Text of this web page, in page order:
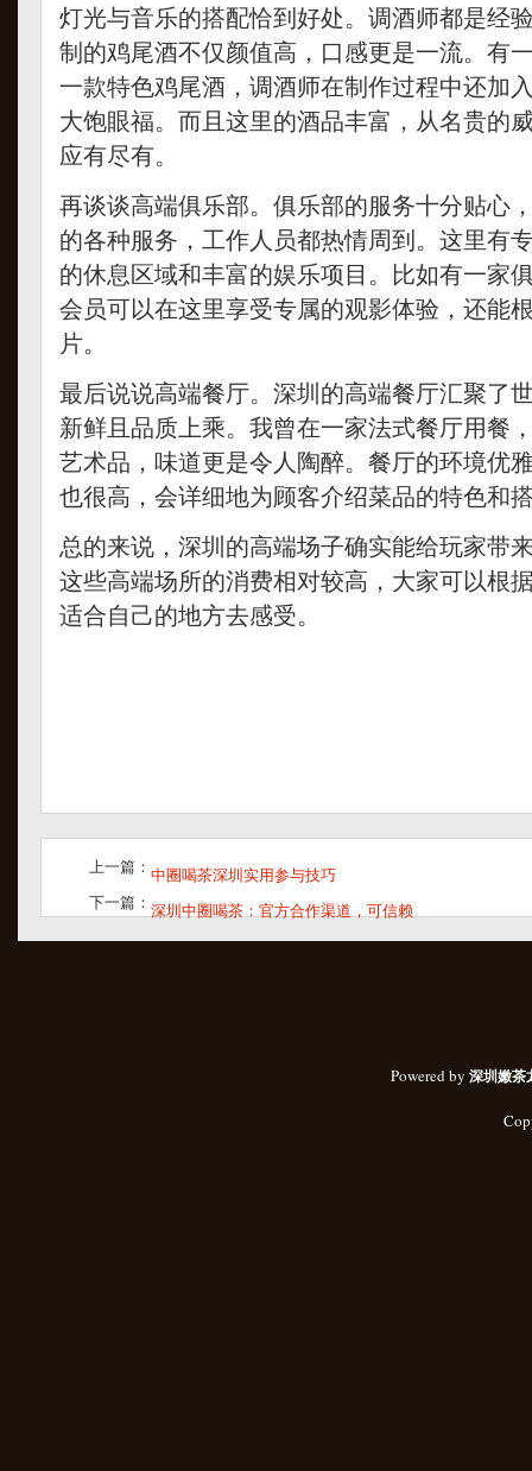
灯光与音乐的搭配恰到好处。调酒师都是经
制的鸡尾酒不仅颜值高，口感更是一流。有
一款特色鸡尾酒，调酒师在制作过程中还加
大饱眼福。而且这里的酒品丰富，从名贵的
应有尽有。
再谈谈高端俱乐部。俱乐部的服务十分贴心
的各种服务，工作人员都热情周到。这里有
的休息区域和丰富的娱乐项目。比如有一家
会员可以在这里享受专属的观影体验，还能
片。
最后说说高端餐厅。深圳的高端餐厅汇聚了
新鲜且品质上乘。我曾在一家法式餐厅用餐
艺术品，味道更是令人陶醉。餐厅的环境优
也很高，会详细地为顾客介绍菜品的特色和
总的来说，深圳的高端场子确实能给玩家带
这些高端场所的消费相对较高，大家可以根
适合自己的地方去感受。
上一篇： 中圈喝茶深圳实用参与技巧
下一篇： 深圳中圈喝茶：官方合作渠道，可信赖
Powered by 深圳嫩茶